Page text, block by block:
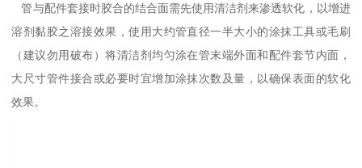
管与配件套接时胶合的结合面需先使用清洁剂来渗透软化，以增进
溶剂黏胶之溶接效果，使用大约管直径一半大小的涂抹工具或毛刷
（建议勿用破布）将清洁剂均匀涂在管末端外面和配件套节内面，
大尺寸管件接合或必要时宜增加涂抹次数及量，以确保表面的软化
效果。